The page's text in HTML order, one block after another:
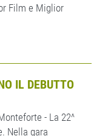
Film e Miglior
IL DEBUTTO
- La 22^
Nella gara